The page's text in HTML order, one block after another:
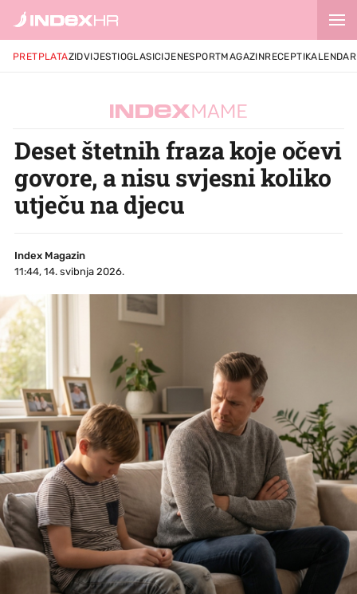
PRETPLATAZIDVIJESTIOGLASICIJENESPORTMAGAZINRECEPTIKALENDAR
Deset štetnih fraza koje očevi
govore, a nisu svjesni koliko
utječu na djecu
Index Magazin
11:44, 14. svibnja 2026.